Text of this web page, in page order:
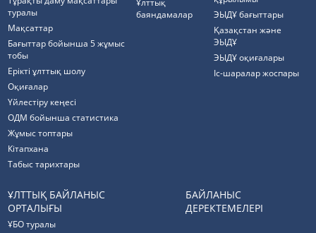
туралы
Мақсаттар
Бағыттар бойынша 5 жұмыс
тобы
Ерікті ұлттық шолу
Оқиғалар
Үйлестіру кеңесі
ОДМ бойынша статистика
Жұмыс топтары
Кітапхана
Табыс тарихтары
Ұлттық
баяндамалар
ЭЫДҰ бағыттары
Қазақстан және
ЭЫДҰ
ЭЫДҰ оқиғалары
Іс-шаралар жоспары
ҰЛТТЫҚ БАЙЛАНЫС
ОРТАЛЫҒЫ
ҰБО туралы
БАЙЛАНЫС
ДЕРЕКТЕМЕЛЕРІ